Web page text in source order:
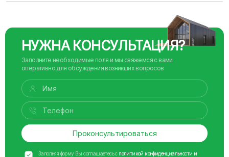
НУЖНА КОНСУЛЬТАЦИЯ?
Заполните необходимые поля и мы свяжемся с вами
оперативно для обсуждения возникших вопросов
Проконсультироваться
Заполняя форму Вы соглашаетесь с политикой конфиденциальности и